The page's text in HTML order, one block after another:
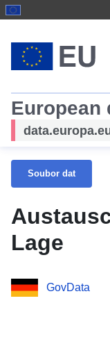
European
Soubor dat
Lage
GovData